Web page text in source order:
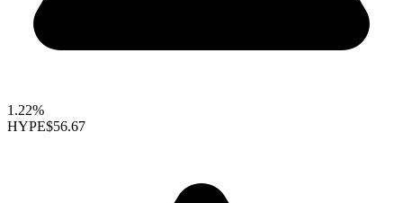
1.22%
HYPE$56.67